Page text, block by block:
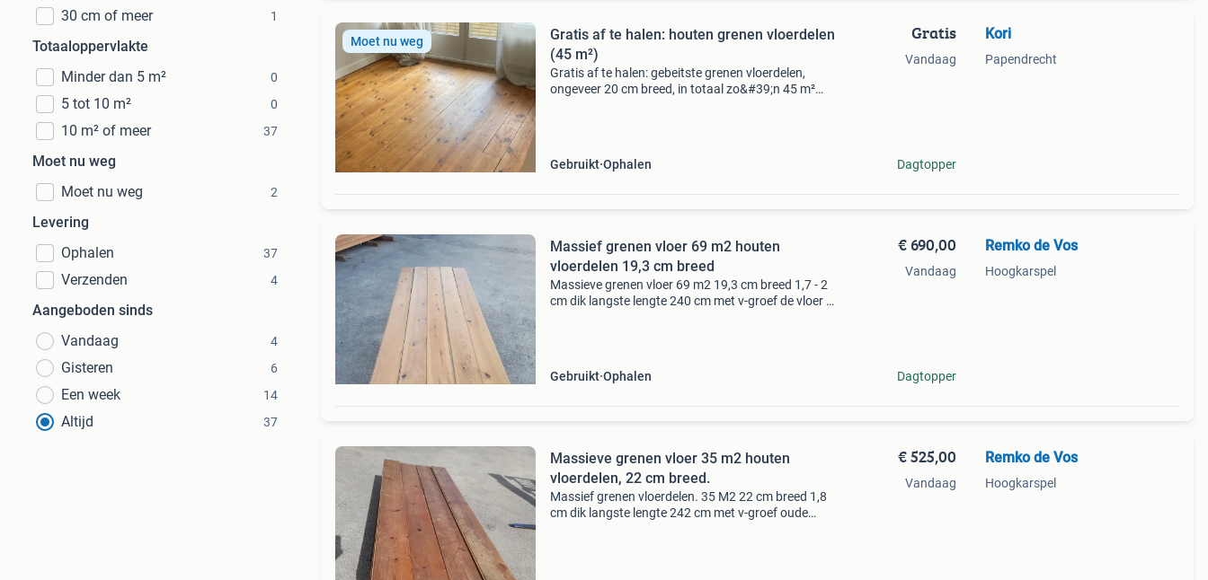
30 cm of meer 1
Totaaloppervlakte
Minder dan 5 m²
0
5 tot 10 m² 0
10 m² of meer 37
Moet nu weg
Moet nu weg
2
Levering
Ophalen
37
Verzenden 4
Aangeboden sinds
Vandaag
4
Gisteren 6
Een week 14
Altijd 37
Moet nu weg
Gratis af te halen: houten grenen vloerdelen
(45 m²)
Gratis af te halen: gebeitste grenen vloerdelen,
ongeveer 20 cm breed, in totaal zo&#39;n 45 m²
Gebruikt Ophalen
Gratis
Vandaag
Dagtopper
Kori
Papendrecht
Massief grenen vloer 69 m2 houten
vloerdelen 19,3 cm breed
Massieve grenen vloer 69 m2 19,3 cm breed 1,7 - 2
cm dik langste lengte 240 cm met v-groef de vloer is
Gebruikt Ophalen
€ 690,00
Vandaag
Dagtopper
Remko de Vos
Hoogkarspel
Massieve grenen vloer 35 m2 houten
vloerdelen, 22 cm breed.
Massief grenen vloerdelen. 35 M2 22 cm breed 1,8
cm dik langste lengte 242 cm met v-groef oude
€ 525,00
Vandaag
Remko de Vos
Hoogkarspel